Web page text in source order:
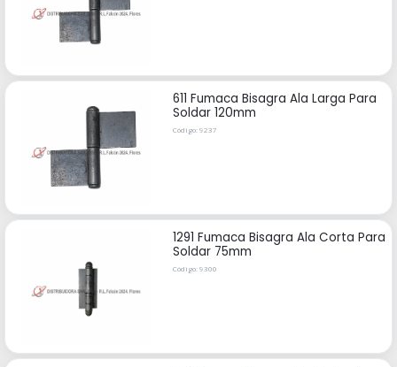
611 Fumaca Bisagra Ala Larga Para
Soldar 120mm
Código: 9237
1291 Fumaca Bisagra Ala Corta Para
Soldar 75mm
Código: 9300